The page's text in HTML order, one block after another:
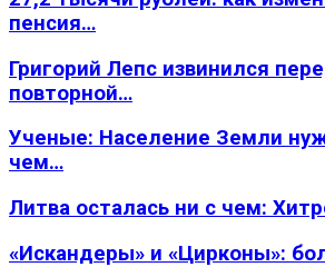
пенсия…
Григорий Лепс извинился
повторной…
Ученые: Население Земли
чем…
Литва осталась ни с чем:
«Искандеры» и «Цирконы»: